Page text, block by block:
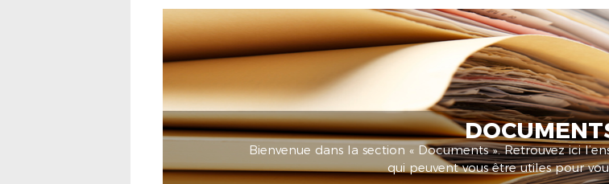
Bienvenue dans la section « Documents ». Retrouvez ici
qui peuvent vous être utiles pour